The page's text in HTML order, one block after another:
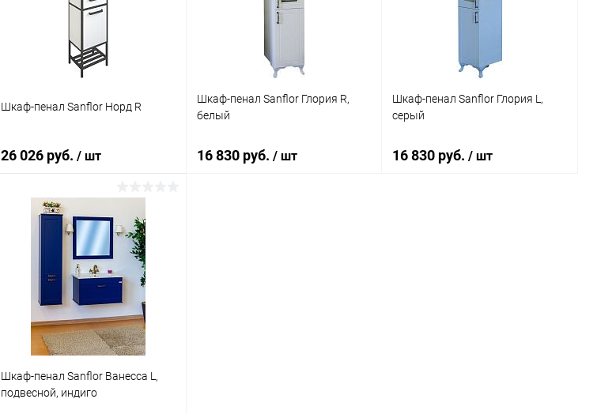
В избранное В избранное
Шкаф-пенал Sanflor Норд R
26 026 руб. / шт
В корзину
Купить в 1 клик Сравнение
В избранное Под заказ
Шкаф-пенал Sanflor Глория R,
белый
16 830 руб. / шт
Шкаф-пенал Sanflor Глория L,
серый
16 830 руб./ шт
Шкаф-пенал Sanflor Ванесса L,
подвесной, индиго